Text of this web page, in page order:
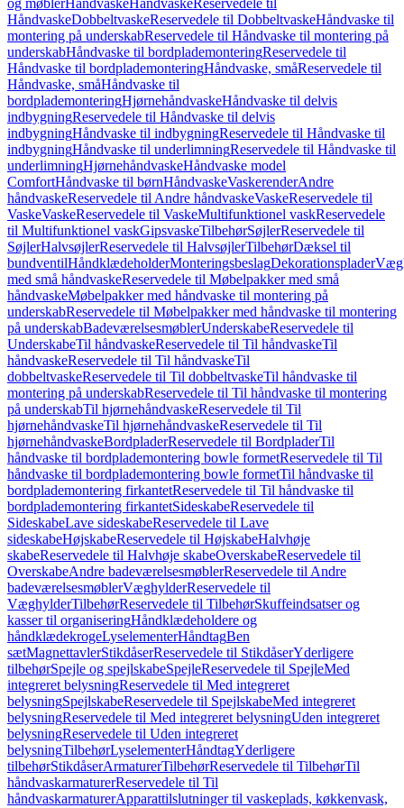
og møblerHåndvaskeHåndvaskeReservedele til
HåndvaskeDobbeltvaskeReservedele til DobbeltvaskeHåndvaske til
montering på underskabReservedele til Håndvaske til montering på
underskabHåndvaske til bordplademonteringReservedele til
Håndvaske til bordplademonteringHåndvaske, småReservedele til
Håndvaske, småHåndvaske til
bordplademonteringHjørnehåndvaskeHåndvaske til delvis
indbygningReservedele til Håndvaske til delvis
indbygningHåndvaske til indbygningReservedele til Håndvaske til
indbygningHåndvaske til underlimningReservedele til Håndvaske til
underlimningHjørnehåndvaskeHåndvaske model
ComfortHåndvaske til børnHåndvaskeVaskerenderAndre
håndvaskeReservedele til Andre håndvaskeVaskeReservedele til
VaskeVaskeReservedele til VaskeMultifunktionel vaskReservedele
til Multifunktionel vaskGipsvaskeTilbehørSøjlerReservedele til
SøjlerHalvsøjlerReservedele til HalvsøjlerTilbehørDæksel til
bundventilHåndklædeholderMonteringsbeslagDekorationsplader
med små håndvaskeReservedele til Møbelpakker med små
håndvaskeMøbelpakker med håndvaske til montering på
underskabReservedele til Møbelpakker med håndvaske til montering
på underskabBadeværelsesmøblerUnderskabeReservedele til
UnderskabeTil håndvaskeReservedele til Til håndvaskeTil
håndvaskeReservedele til Til håndvaskeTil
dobbeltvaskeReservedele til Til dobbeltvaskeTil håndvaske til
montering på underskabReservedele til Til håndvaske til montering
på underskabTil hjørnehåndvaskeReservedele til Til
hjørnehåndvaskeTil hjørnehåndvaskeReservedele til Til
hjørnehåndvaskeBordpladerReservedele til BordpladerTil
håndvaske til bordplademontering bowle formetReservedele til Til
håndvaske til bordplademontering bowle formetTil håndvaske til
bordplademontering firkantetReservedele til Til håndvaske til
bordplademontering firkantetSideskabeReservedele til
SideskabeLave sideskabeReservedele til Lave
sideskabeHøjskabeReservedele til HøjskabeHalvhøje
skabeReservedele til Halvhøje skabeOverskabeReservedele til
OverskabeAndre badeværelsesmøblerReservedele til Andre
badeværelsesmøblerVæghylderReservedele til
VæghylderTilbehørReservedele til TilbehørSkuffeindsatser og
kasser til organiseringHåndklædeholdere og
håndklædekrogeLyselementerHåndtagBen
sætMagnettavlerStikdåserReservedele til StikdåserYderligere
tilbehørSpejle og spejlskabeSpejleReservedele til SpejleMed
integreret belysningReservedele til Med integreret
belysningSpejlskabeReservedele til SpejlskabeMed integreret
belysningReservedele til Med integreret belysningUden integreret
belysningReservedele til Uden integreret
belysningTilbehørLyselementerHåndtagYderligere
tilbehørStikdåserArmaturerTilbehørReservedele til TilbehørTil
håndvaskarmaturerReservedele til Til
håndvaskarmaturerApparattilslutninger til vaskeplads, køkkenvask,